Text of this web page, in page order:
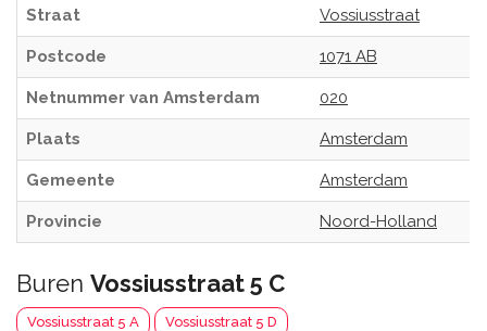
Straat Vossiusstraat
Postcode 1071 AB
Netnummer van Amsterdam 020
Plaats Amsterdam
Gemeente Amsterdam
Provincie Noord-Holland
Buren Vossiusstraat 5 C
Vossiusstraat 5 A Vossiusstraat 5 D